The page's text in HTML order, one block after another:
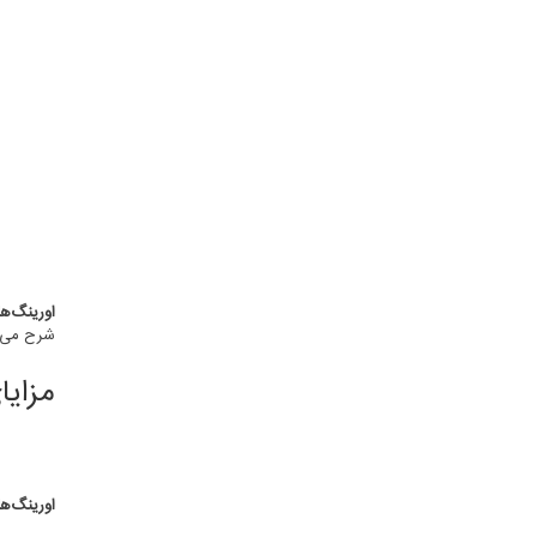
شرح